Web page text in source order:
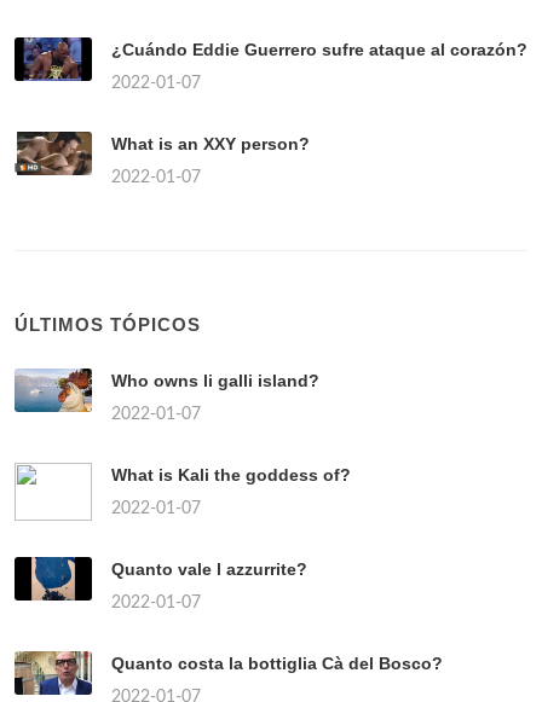
¿Cuándo Eddie Guerrero sufre ataque al corazón?
2022-01-07
What is an XXY person?
2022-01-07
ÚLTIMOS TÓPICOS
Who owns li galli island?
2022-01-07
What is Kali the goddess of?
2022-01-07
Quanto vale l azzurrite?
2022-01-07
Quanto costa la bottiglia Cà del Bosco?
2022-01-07